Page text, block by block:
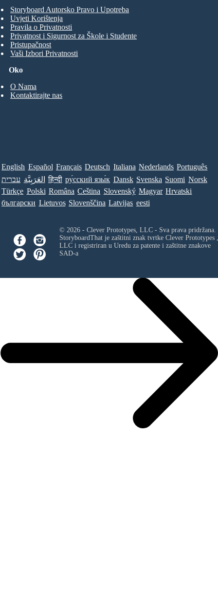
Oko
O Nama
Kontaktirajte nas
Storyboard Autorsko Pravo i Upotreba
Uvjeti Korištenja
Pravila o Privatnosti
Privatnost i Sigurnost za Škole i Studente
Pristupačnost
Vaši Izbori Privatnosti
English Español Français Deutsch Italiana Nederlands Português
עברית العَرَبِيَّة हिन्दी ру́сский язы́к Dansk Svenska Suomi Norsk
Türkçe Polski Româna Ceština Slovenský Magyar Hrvatski
български Lietuvos Slovenščina Latvijas eesti
© 2026 - Clever Prototypes, LLC - Sva prava pridržana.
StoryboardThat je zaštitni znak tvrtke Clever Prototypes ,
LLCi registriran u Uredu za patente i zaštitne znakove
SAD-a